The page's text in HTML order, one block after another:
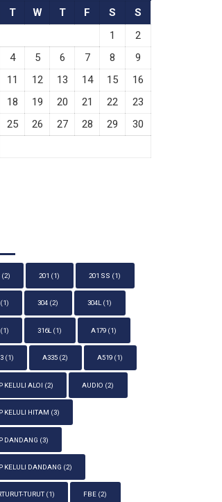
T W T F S
S
1
2
4 5 6 7 8
9
11 12 13 14 15
16
18 19 20 21 22
23
25 26 27 28 29
30
(2) 201 (1) 201 SS (1)
(1) 304 (2) 304L(1)
316L (1) A179 (1)
(1) A335 (2) A519 (1)
KELULI ALOI (2) AUDIO (2)
KELULI HITAM (3)
DANDANG (3)
KELULI DANDANG (2)
TURUT(1) FBE (2)